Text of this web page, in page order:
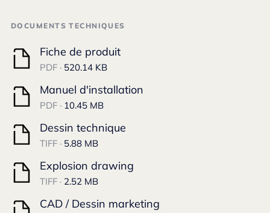
DOCUMENTS TECHNIQUES
Fiche de produit
PDF · 520.14 KB
Manuel d'installation
PDF · 10.45 MB
Dessin technique
TIFF · 5.88 MB
Explosion drawing
TIFF · 2.52 MB
CAD / Dessin marketing